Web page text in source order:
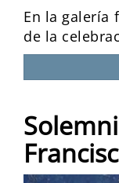
En la galería
de la